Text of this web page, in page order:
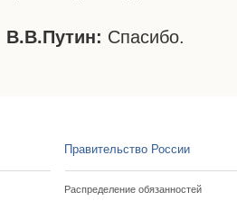
В.В.Путин: Спасибо.
Правительство России
Распределение обязанностей